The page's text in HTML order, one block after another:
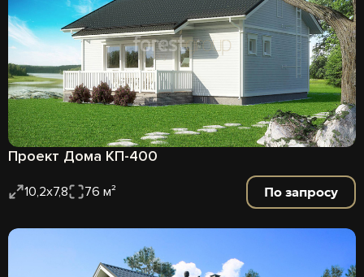
Проект Дома КП-400
10,2х7,8 76 м² По запросу